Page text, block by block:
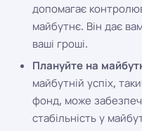
допомагає
майбутнє. Він дає
ваші гроші.
Плануйте на
майбутній успіх,
фонд, може
стабільність у